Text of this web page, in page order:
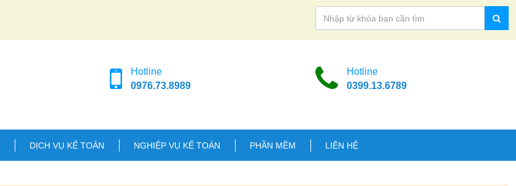
Hotline
0976.73.8989
Hotline
0399.13.6789
DỊCH VỤ KẾ TOÁN NGHIỆP VỤ KẾ TOÁN PHẦN MỀM LIÊN HỆ